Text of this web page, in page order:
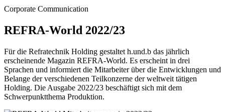
Corporate Communication
REFRA-World 2022/23
Für die Refratechnik Holding gestaltet h.und.b das jährlich
erscheinende Magazin REFRA-World. Es erscheint in drei
Sprachen und informiert die Mitarbeiter über die Entwicklungen und
Belange der verschiedenen Teilkonzerne der weltweit tätigen
Holding. Die Ausgabe 2022/23 beschäftigt sich mit dem
Schwerpunktthema Produktion.